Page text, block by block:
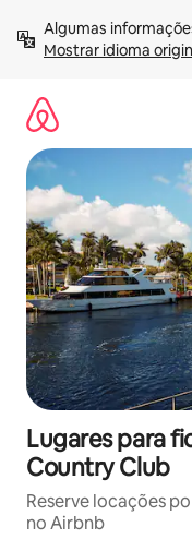
para
Mostrar idioma
Lugares para
Country Club
Reserve locações
no Airbnb